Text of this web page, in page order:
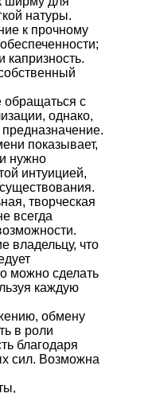
натуры.
к прочному
капризность.
обращаться с
однако,
показывает,
нужно
интуицией,
творческая
всегда
владельцу, что
можно сделать
каждую
обмену
в роли
благодаря
сил. Возможна